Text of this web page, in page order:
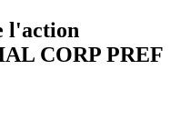
l'action
CORP PREF